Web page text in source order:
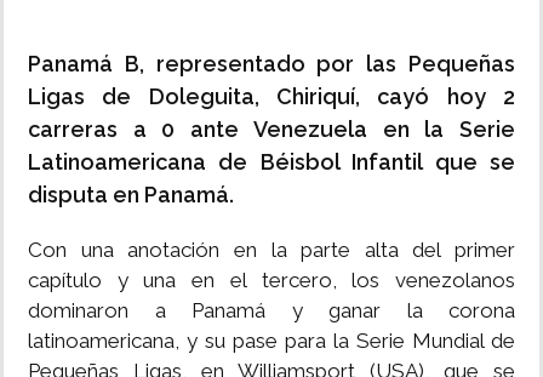
Panamá B, representado por las Pequeñas
Ligas de Doleguita, Chiriquí, cayó hoy 2
carreras a 0 ante Venezuela en la Serie
Latinoamericana de Béisbol Infantil que se
disputa en Panamá.
Con una anotación en la parte alta del primer
capítulo y una en el tercero, los venezolanos
dominaron a Panamá y ganar la corona
latinoamericana, y su pase para la Serie Mundial de
Pequeñas Ligas, en Williamsport (USA), que se